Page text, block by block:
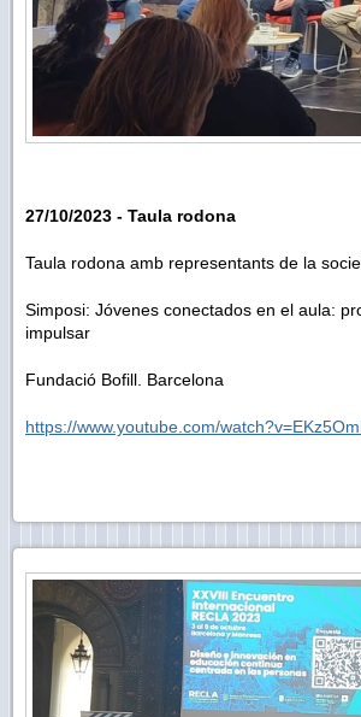
27/10/2023 - Taula rodona
Taula rodona amb representants de la
Simposi: Jóvenes conectados en el aula:
impulsar
Fundació Bofill. Barcelona
https://www.youtube.com/